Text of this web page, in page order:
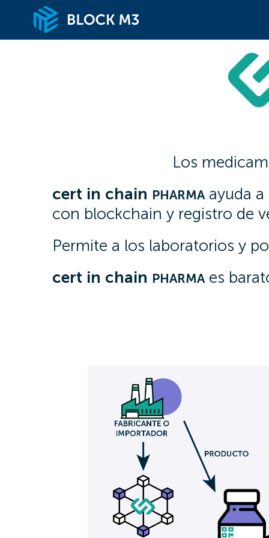
Los
cert in chain PHARMAayuda a
con blockchain y registro de
Permite a los laboratorios y
cert in chain PHARMAes